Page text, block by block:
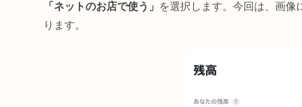
「ネットのお店で使う」 を選択します。今回は、画像
ります。